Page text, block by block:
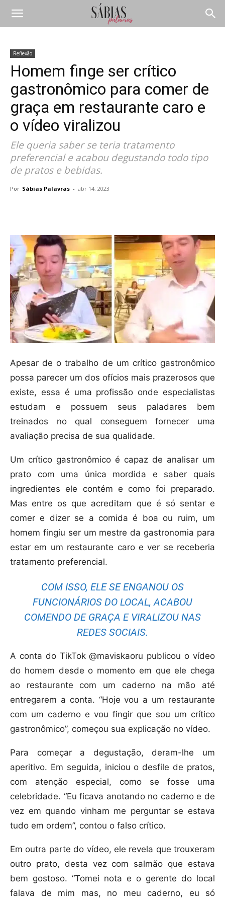
Reflexão
Homem finge ser crítico
gastronômico para comer de
graça em restaurante caro e
o vídeo viralizou
Ele queria saber se teria tratamento
preferencial e acabou degustando todo tipo
de pratos e bebidas.
Por Sábias Palavras - abr 14, 2023
Apesar de o trabalho de um crítico gastronômico
possa parecer um dos ofícios mais prazerosos que
existe, essa é uma profissão onde especialistas
estudam e possuem seus paladares bem
treinados no qual conseguem fornecer uma
avaliação precisa de sua qualidade.
Um crítico gastronômico é capaz de analisar um
prato com uma única mordida e saber quais
ingredientes ele contém e como foi preparado.
Mas entre os que acreditam que é só sentar e
comer e dizer se a comida é boa ou ruim, um
homem fingiu ser um mestre da gastronomia para
estar em um restaurante caro e ver se receberia
tratamento preferencial.
COM ISSO, ELE SE ENGANOU OS
FUNCIONÁRIOS DO LOCAL, ACABOU
COMENDO DE GRAÇA E VIRALIZOU NAS
REDES SOCIAIS.
A conta do TikTok @maviskaoru publicou o vídeo
do homem desde o momento em que ele chega
ao restaurante com um caderno na mão até
entregarem a conta. “Hoje vou a um restaurante
com um caderno e vou fingir que sou um crítico
gastronômico”, começou sua explicação no vídeo.
Para começar a degustação, deram-lhe um
aperitivo. Em seguida, iniciou o desfile de pratos,
com atenção especial, como se fosse uma
celebridade. “Eu ficava anotando no caderno e de
vez em quando vinham me perguntar se estava
tudo em ordem”, contou o falso crítico.
Em outra parte do vídeo, ele revela que trouxeram
outro prato, desta vez com salmão que estava
bem gostoso. “Tomei nota e o gerente do local
falava de mim mas, no meu caderno, eu só